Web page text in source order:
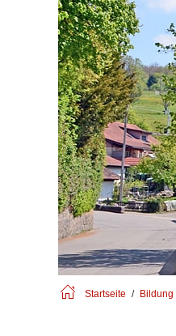
Startseite Bildung